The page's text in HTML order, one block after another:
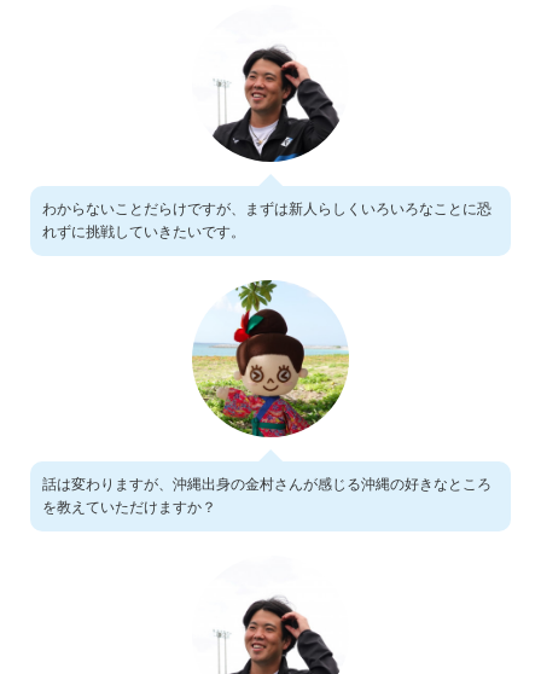
わからないことだらけですが、まずは新人らしくいろいろなことに恐
れずに挑戦していきたいです。
話は変わりますが、沖縄出身の金村さんが感じる沖縄の好きなところ
を教えていただけますか？